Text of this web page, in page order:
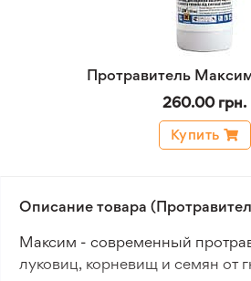
Протравитель
260.00 грн.
Купить
Описание товара
Максим - современный
луковиц, корневищ и семян от